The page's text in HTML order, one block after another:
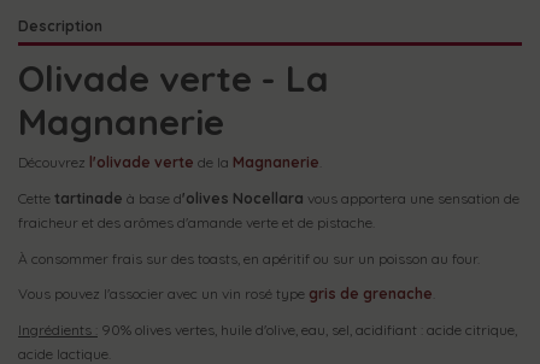
Description
Olivade verte - La
Magnanerie
Découvrez l'olivade verte de la Magnanerie
Cette tartinade à base d'olives Nocellara vous apportera une sensation de
fraicheur et des arômes d'amande verte et de pistache.
À consommer frais sur des toasts, en apéritif ou sur un poisson au four.
Vous pouvez l'associer avec un vin rosé type gris de grenache
Ingrédients : 90% olives vertes, huile d'olive, eau, sel, acidifiant : acide citrique,
acide lactique.